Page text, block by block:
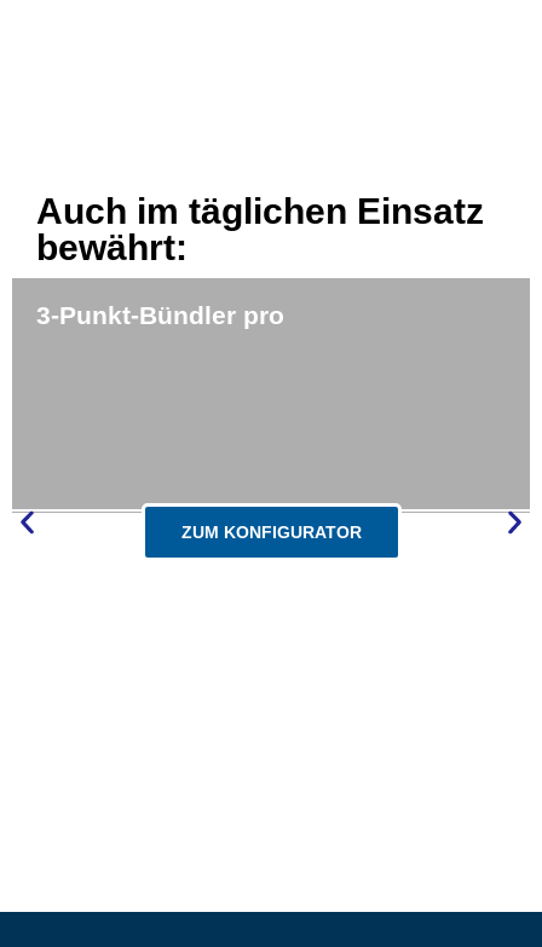
Auch im täglichen Einsatz
bewährt:
3-Punkt-Bündler pro
ZUM KONFIGURATOR